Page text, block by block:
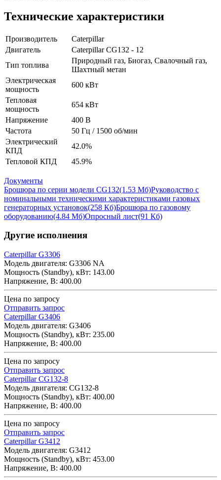
Технические характеристики
Производитель
Caterpillar
Двигатель
Caterpillar CG132 - 12
Тип топлива
Природный газ, Биогаз, Свалочный газ,
Шахтный метан
Электрическая
мощность
600 кВт
Тепловая
мощность
654 кВт
Напряжение
400 В
Частота
50 Гц / 1500 об/мин
Электрический
КПД
42.0%
Тепловой КПД
45.9%
Документы
Брошюра по серии модели CG132(1.53 Мб)Руководство с
номинальными техническими характеристиками газовых
генераторных установок(258 Кб)Брошюра по газовому
оборудованию(4.84 Мб)Опросный лист(91 Кб)
Другие исполнения
Caterpillar G3306
Модель двигателя: G3306 NA
Мощность (Standby), кВт: 143.00
Напряжение, В: 400.00
Цена по запросу
Отправить запрос
Caterpillar G3406
Модель двигателя: G3406
Мощность (Standby), кВт: 235.00
Напряжение, В: 400.00
Цена по запросу
Отправить запрос
Caterpillar CG132-8
Модель двигателя: CG132-8
Мощность (Standby), кВт: 400.00
Напряжение, В: 400.00
Цена по запросу
Отправить запрос
Caterpillar G3412
Модель двигателя: G3412
Мощность (Standby), кВт: 453.00
Напряжение, В: 400.00